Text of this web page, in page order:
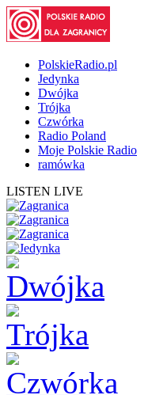
PolskieRadio.pl
Jedynka
Dwójka
Trójka
Czwórka
Radio Poland
Moje Polskie Radio
ramówka
LISTEN LIVE